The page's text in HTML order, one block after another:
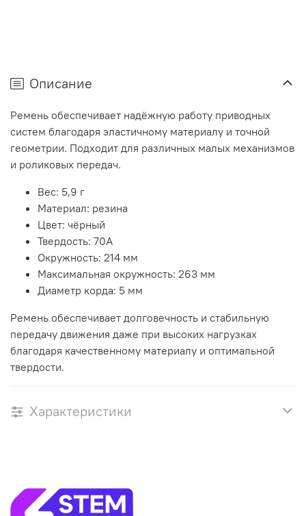
Описание
Ремень обеспечивает надёжную работу приводных
систем благодаря эластичному материалу и точной
геометрии. Подходит для различных малых механизмов
и роликовых передач.
Вес: 5,9 г
Материал: резина
Цвет: чёрный
Твердость: 70A
Окружность: 214 мм
Максимальная окружность: 263 мм
Диаметр корда: 5 мм
Ремень обеспечивает долговечность и стабильную
передачу движения даже при высоких нагрузках
благодаря качественному материалу и оптимальной
твердости.
Характеристики